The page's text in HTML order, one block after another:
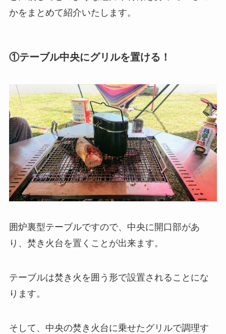
かをまとめて紹介いたします。
①テーブル中央にグリルを置ける！
囲炉裏型テーブルですので、中央に開口部があ
り、焚き火台を置くことが出来ます。
テーブルは焚き火を囲う形で設置されることにな
ります。
そして、中央の焚き火台に乗せたグリルで調理す